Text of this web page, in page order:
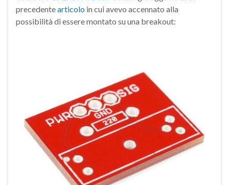
precedentearticolo in cui avevo accennato alla
possibilità di essere montato su una breakout: